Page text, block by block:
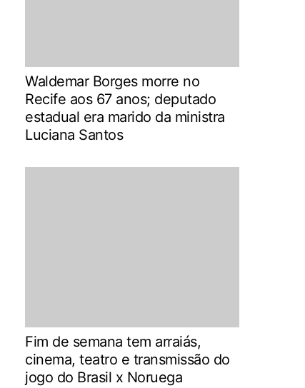
Waldemar Borges morre no
Recife aos 67 anos; deputado
estadual era marido da ministra
Luciana Santos
Fim de semana tem arraiás,
cinema, teatro e transmissão do
jogo do Brasil x Noruega